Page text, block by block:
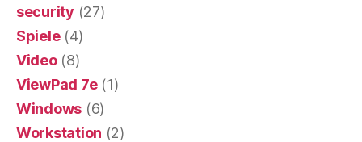
security (27)
Spiele(4)
Video(8)
ViewPad 7e(1)
Windows (6)
Workstation (2)